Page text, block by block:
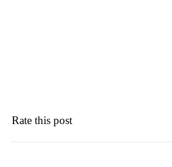
Rate this post